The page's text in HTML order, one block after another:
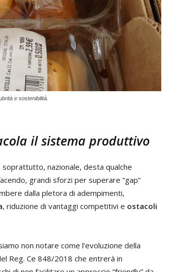
e sostenibilità.
il sistema produttivo
soprattutto, nazionale, desta qualche
grandi sforzi per superare “gap”
dalla pletora di adempimenti,
, riduzione di vantaggi competitivi e ostacoli
non notare come l’evoluzione della
Reg. Ce 848/2018 che entrerà in